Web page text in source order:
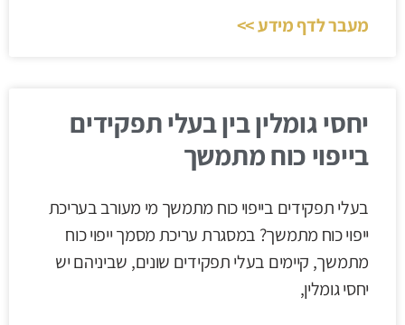
מעבר לדף מידע >>
יחסי גומלין בין בעלי תפקידים
בייפוי כוח מתמשך
בעלי תפקידים בייפוי כוח מתמשך מי מעורב בעריכת
ייפוי כוח מתמשך? במסגרת עריכת מסמך ייפוי כוח
מתמשך, קיימים בעלי תפקידים שונים, שביניהם יש
יחסי גומלין,